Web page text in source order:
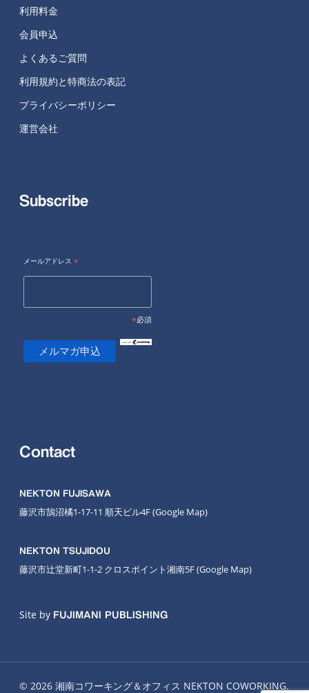
利用料金
会員申込
よくあるご質問
利用規約と特商法の表記
プライバシーポリシー
運営会社
Subscribe
メールアドレス *
*必須
Contact
NEKTON FUJISAWA
藤沢市鵠沼橘1-17-11 順天ビル4F(Google Map)
NEKTON TSUJIDOU
藤沢市辻堂新町1-1-2 クロスポイント湘南5F(Google Map)
Site by FUJIMANI PUBLISHING
© 2026 湘南コワーキング＆オフィス NEKTON COWORKING.